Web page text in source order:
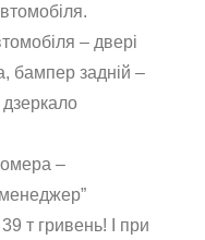
– двері
бампер задній –
–
т гривень! І при